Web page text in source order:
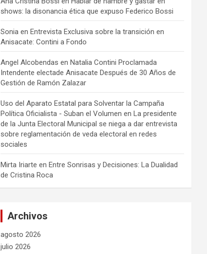
shows: la disonancia ética que expuso Federico Bossi
Sonia en Entrevista Exclusiva sobre la transición en
Anisacate: Contini a Fondo
Angel Alcobendas en Natalia Contini Proclamada
Intendente electade Anisacate Después de 30 Años de
Gestión de Ramón Zalazar
Uso del Aparato Estatal para Solventar la Campaña
Política Oficialista - Suban el Volumen en La presidente
de la Junta Electoral Municipal se niega a dar entrevista
sobre reglamentación de veda electoral en redes
sociales
Mirta Iriarte en Entre Sonrisas y Decisiones: La Dualidad
de Cristina Roca
Archivos
agosto 2026
julio 2026